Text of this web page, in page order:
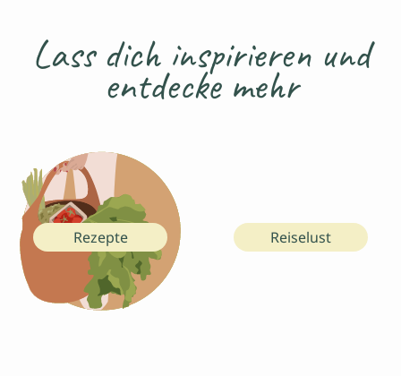
Lass dich inspirieren und
entdecke mehr
Rezepte Reiselust